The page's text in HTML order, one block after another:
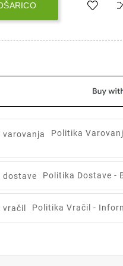
Politika
Politika Dostave -
Politika Vračil -